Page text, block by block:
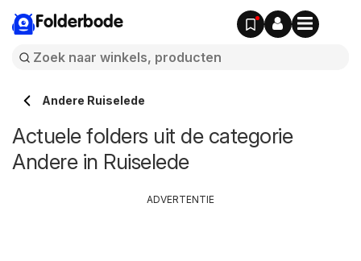
Folderbode
Andere Ruiselede
Actuele folders uit de categorie
Andere in Ruiselede
ADVERTENTIE